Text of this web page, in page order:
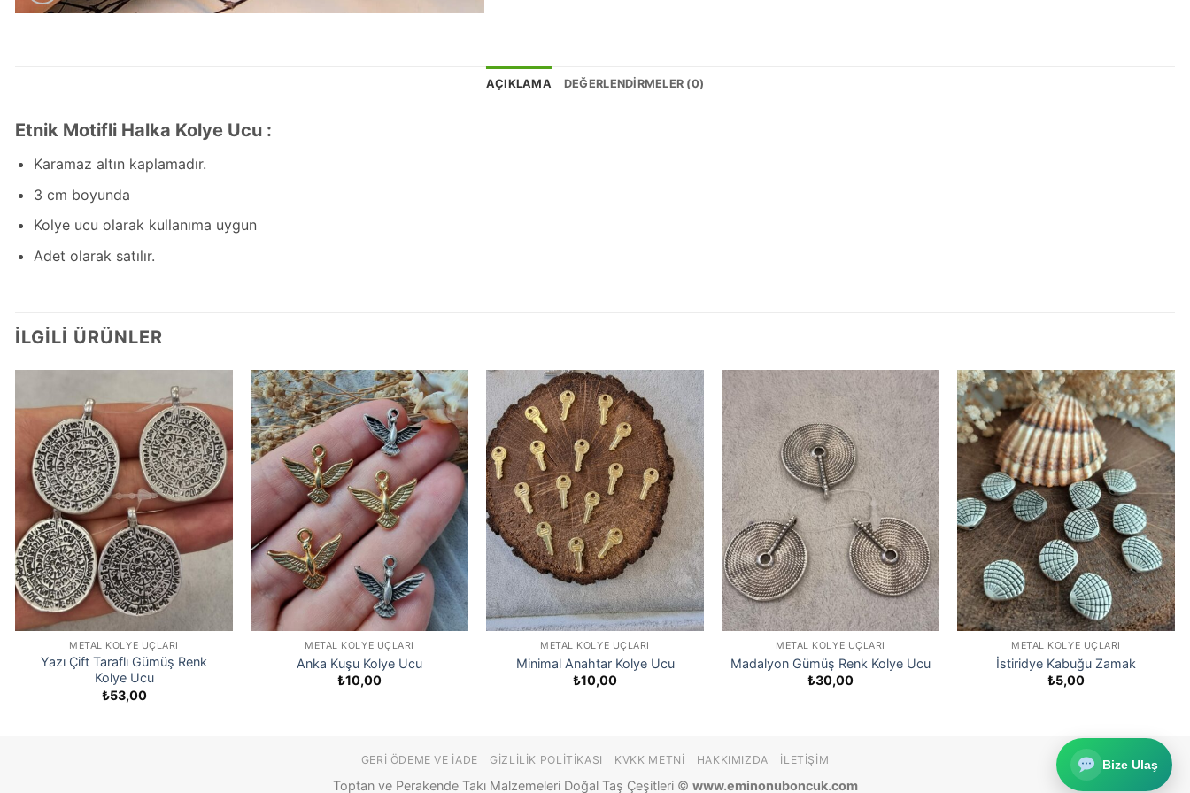
AÇIKLAMA DEĞERLENDIRMELER (0)
Etnik Motifli Halka Kolye Ucu :
Karamaz altın kaplamadır.
3 cm boyunda
Kolye ucu olarak kullanıma uygun
Adet olarak satılır.
İLGILI ÜRÜNLER
METAL KOLYE UÇLARI
Yazı Çift Taraflı Gümüş Renk
Kolye Ucu
₺53,00
METAL KOLYE UÇLARI
Anka Kuşu Kolye Ucu
₺10,00
METAL KOLYE UÇLARI
Minimal Anahtar Kolye Ucu
₺10,00
METAL KOLYE UÇLARI
Madalyon Gümüş Renk Kolye Ucu
₺30,00
METAL KOLYE UÇLARI
İstiridye Kabuğu Zamak
₺5,00
GERI ÖDEME VE İADE GIZLILIK POLITIKASI KVKK METNI HAKKIMIZDA İLETIŞIM
Toptan ve Perakende Takı Malzemeleri Doğal Taş Çeşitleri © www.eminonuboncuk.com
Bize Ulaş